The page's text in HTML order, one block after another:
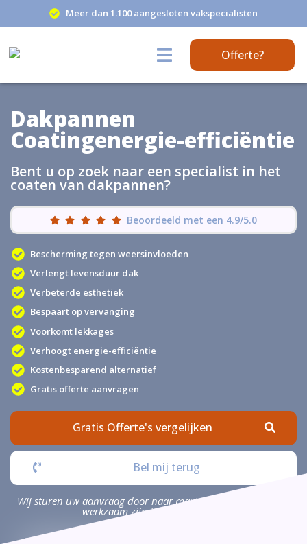
Meer dan 1.100 aangesloten vakspecialisten
Offerte?
Dakpannen
Coatingenergie-efficiëntie
Bent u op zoek naar een specialist in het
coaten van dakpannen?
Beoordeeld met een 4.9/5.0
Bescherming tegen weersinvloeden
Verlengt levensduur dak
Verbeterde esthetiek
Bespaart op vervanging
Voorkomt lekkages
Verhoogt energie-efficiëntie
Kostenbesparend alternatief
Gratis offerte aanvragen
Gratis Offerte's vergelijken
Bel mij terug
Wij sturen uw aanvraag door naar maximaal 4 bedrijven die
werkzaam zijn in uw omgeving.